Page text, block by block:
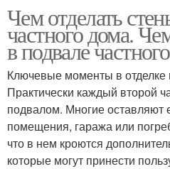
Чем отделать
частного дома.
в подвале
Ключевые моменты в отделке
Практически каждый второй
подвалом. Многие оставляют
помещения, гаража или
что в нем кроются
которые могут принести